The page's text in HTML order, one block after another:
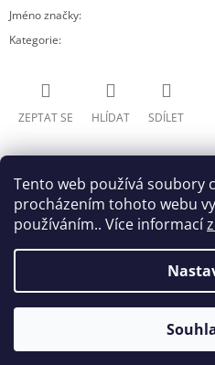
Tento web používá soubory
procházením tohoto webu
používáním.. Více informací
Jméno značky:
Kategorie:
ZEPTAT SE HLÍDAT SDÍLET
Všeobecné
© 2026 Akihabara Store. Všechna